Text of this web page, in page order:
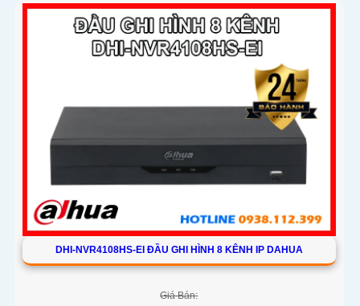
DHI-NVR4108HS-EI ĐẦU GHI HÌNH 8 KÊNH IP DAHUA
Giá Bán: